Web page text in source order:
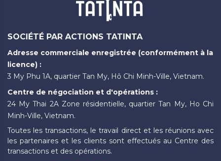
SOCIÉTÉ PAR ACTIONS TATINTA
Adresse commerciale enregistrée (conformément à la
licence) :
3 My Phu 1A, quartier Tan My, Hô Chi Minh-Ville, Vietnam.
Centre de négociation et d'opérations :
24 My Thai 2A Zone résidentielle, quartier Tan My, Ho Chi
Minh-Ville, Vietnam.
Toutes les transactions, le travail direct et les réunions avec
les partenaires et les clients sont effectués au Centre des
transactions et des opérations.